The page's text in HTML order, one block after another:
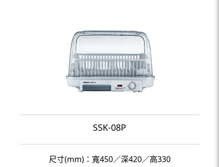
SSK-08P
尺寸(mm)：寬450／深420／高330